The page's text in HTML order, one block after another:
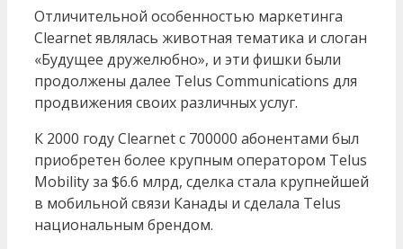
Отличительной особенностью маркетинга
Clearnet являлась животная тематика и слоган
«Будущее дружелюбно», и эти фишки были
продолжены далее Telus Communications для
продвижения своих различных услуг.
К 2000 году Clearnet с 700000 абонентами был
приобретен более крупным оператором Telus
Mobility за $6.6 млрд, сделка стала крупнейшей
в мобильной связи Канады и сделала Telus
национальным брендом.